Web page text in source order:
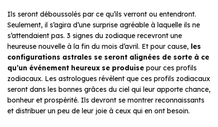
Ils seront déboussolés par ce qu’ils verront ou entendront.
Seulement, il s’agira d’une surprise agréable à laquelle ils ne
s’attendaient pas. 3 signes du zodiaque recevront une
heureuse nouvelle à la fin du mois d’avril. Et pour cause, les
configurations astrales se seront alignées de sorte à ce
qu’un événement heureux se produise pour ces profils
zodiacaux. Les astrologues révèlent que ces profils zodiacaux
seront dans les bonnes grâces du ciel qui leur apporte chance,
bonheur et prospérité. Ils devront se montrer reconnaissants
et distribuer un peu de leur joie à ceux qui en ont besoin.